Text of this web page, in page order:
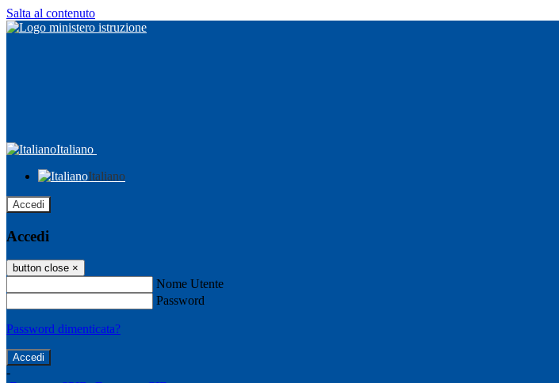
Salta al contenuto
Italiano
Italiano
Accedi
Accedi
button close ×
Nome Utente
Password
Password dimenticata?
-